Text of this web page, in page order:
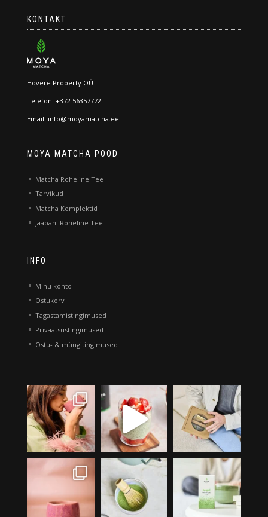
KONTAKT
Hovere Property OÜ
Telefon: +372 56357772
Email: info@moyamatcha.ee
MOYA MATCHA POOD
Matcha Roheline Tee
Tarvikud
Matcha Komplektid
Jaapani Roheline Tee
INFO
Minu konto
Ostukorv
Tagastamistingimused
Privaatsustingimused
Ostu- & müügitingimused